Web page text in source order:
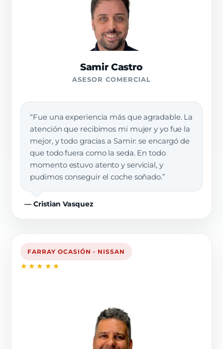
Samir Castro
ASESOR COMERCIAL
“Fue una experiencia más que agradable. La
atención que recibimos mi mujer y yo fue la
mejor, y todo gracias a Samir: se encargó de
que todo fuera como la seda. En todo
momento estuvo atento y servicial, y
pudimos conseguir el coche soñado.”
— Cristian Vasquez
FARRAY OCASIÓN · NISSAN
★★★★★